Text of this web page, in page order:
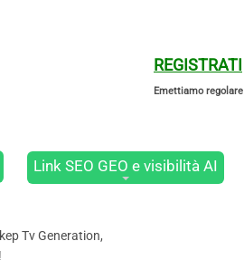
REGISTRATI
Emettiamo
Link SEO GEO e visibilità AI
Tv Generation,